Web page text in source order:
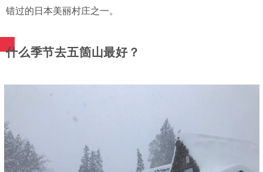
错过的日本美丽村庄之一。
什么季节去五箇山最好？